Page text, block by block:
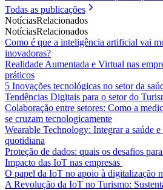
Todas as publicações
NotíciasRelacionados
NotíciasRelacionados
Como é que a inteligência artificial vai
inovadoras?
Realidade Aumentada e Virtual nas
práticos
5 Inovações tecnológicas no setor da
Tendências Digitais para o setor do
Colaboração entre setores: Como a
se cruzam tecnologicamente
Wearable Technology: Integrar a saúde
quotidiana
Proteção de dados: quais os desafios
Impacto das IoT nas empresas
O papel da IoT no apoio à digitalização
A Revolução da IoT no Turismo: